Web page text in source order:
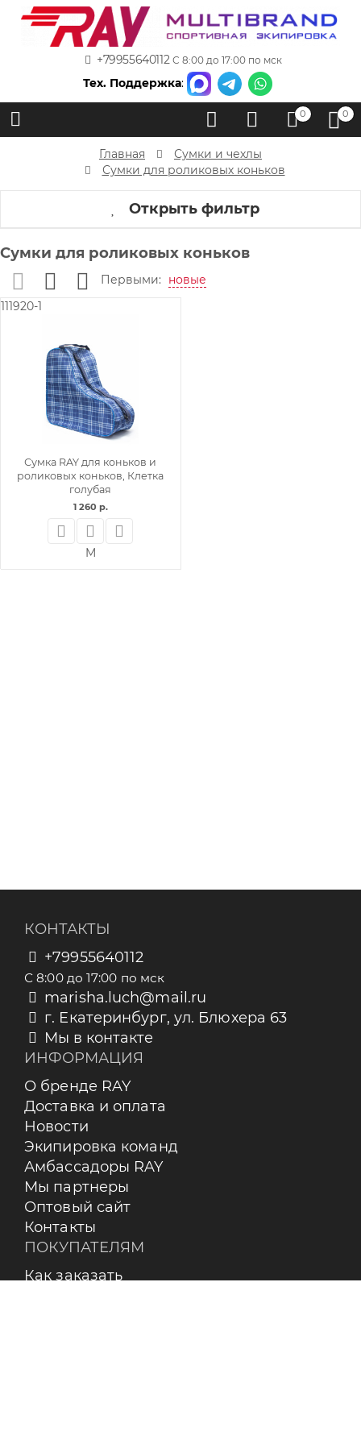
+79955640112 С 8:00 до 17:00 по мск
Тех. Поддержка:
0 0
Главная
Сумки и чехлы
Сумки для роликовых коньков
Открыть фильтр
Сумки для роликовых коньков
Первыми:
новые
111920-1
Сумка RAY для коньков и
роликовых коньков, Клетка
голубая
1 260 р.
M
КОНТАКТЫ
+79955640112
С 8:00 до 17:00 по мск
marisha.luch@mail.ru
г. Екатеринбург, ул. Блюхера 63
Мы в контакте
ИНФОРМАЦИЯ
О бренде RAY
Доставка и оплата
Новости
Экипировка команд
Амбассадоры RAY
Мы партнеры
Оптовый сайт
Контакты
ПОКУПАТЕЛЯМ
Как заказать